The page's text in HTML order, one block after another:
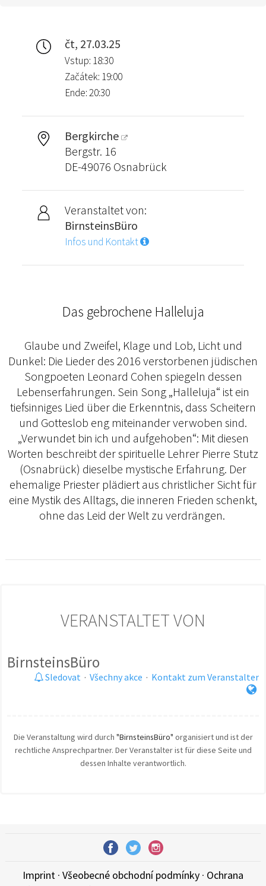
čt, 27.03.25
Vstup: 18:30
Začátek: 19:00
Ende: 20:30
Bergkirche
Bergstr. 16
DE-49076 Osnabrück
Veranstaltet von:
BirnsteinsBüro
Infos und Kontakt
Das gebrochene Halleluja
Glaube und Zweifel, Klage und Lob, Licht und
Dunkel: Die Lieder des 2016 verstorbenen jüdischen
Songpoeten Leonard Cohen spiegeln dessen
Lebenserfahrungen. Sein Song „Halleluja“ ist ein
tiefsinniges Lied über die Erkenntnis, dass Scheitern
und Gotteslob eng miteinander verwoben sind.
„Verwundet bin ich und aufgehoben“: Mit diesen
Worten beschreibt der spirituelle Lehrer Pierre Stutz
(Osnabrück) dieselbe mystische Erfahrung. Der
ehemalige Priester plädiert aus christlicher Sicht für
eine Mystik des Alltags, die inneren Frieden schenkt,
ohne das Leid der Welt zu verdrängen.
VERANSTALTET VON
BirnsteinsBüro
Sledovat · Všechny akce · Kontakt zum Veranstalter
Die Veranstaltung wird durch "BirnsteinsBüro" organisiert und ist der
rechtliche Ansprechpartner. Der Veranstalter ist für diese Seite und
dessen Inhalte verantwortlich.
Imprint · Všeobecné obchodní podmínky · Ochrana